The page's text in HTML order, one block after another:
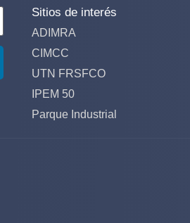
Sitios de interés
ADIMRA
CIMCC
UTN FRSFCO
IPEM 50
Parque Industrial